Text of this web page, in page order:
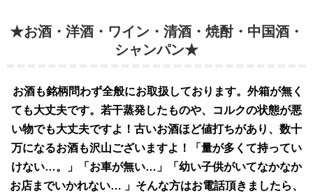
★お酒・洋酒・ワイン・清酒・焼酎・中国酒・
シャンパン★
お酒も銘柄問わず全般にお取扱しております。外箱が無く
ても大丈夫です。若干蒸発したものや、コルクの状態が悪
い物でも大丈夫ですよ！古いお酒ほど値打ちがあり、数十
万になるお酒も沢山ございますよ！「量が多くて持ってい
けない…。」「お車が無い…」「幼い子供がいてなかなか
お店までいかれない… 」そんな方はお電話頂きましたら、